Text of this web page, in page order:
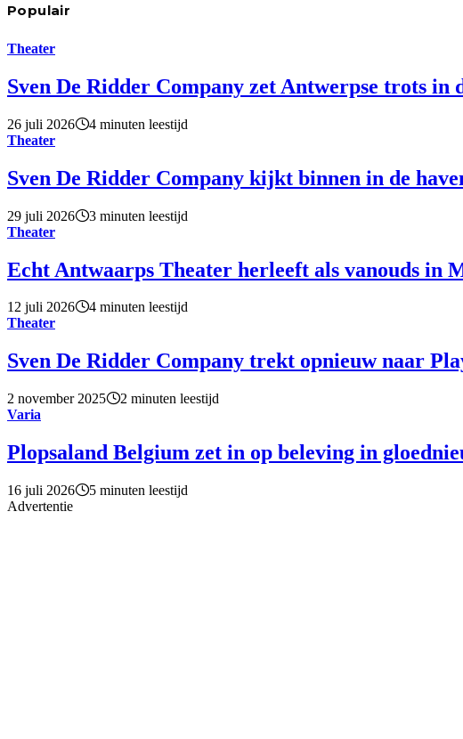
Populair
Theater
Sven De Ridder Company zet Antwerpse trots
26 juli 2026
4 minuten leestijd
Theater
Sven De Ridder Company kijkt binnen in de
29 juli 2026
3 minuten leestijd
Theater
Echt Antwaarps Theater herleeft als vanouds in
12 juli 2026
4 minuten leestijd
Theater
Sven De Ridder Company trekt opnieuw naar
2 november 2025
2 minuten leestijd
Varia
Plopsaland Belgium zet in op beleving in
16 juli 2026
5 minuten leestijd
Advertentie